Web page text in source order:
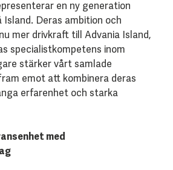
en ny generation
Deras ambition och
mer drivkraft till Advania Island,
specialistkompetens inom
stärker vårt samlade
emot att kombinera deras
erfarenhet och starka
med